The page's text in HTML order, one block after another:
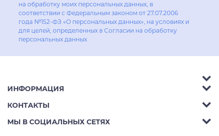
на обработку моих персональных данных, в
соответствии с Федеральным законом от 27.07.2006
года №152-ФЗ «О персональных данных», на условиях и
для целей, определенных в Согласии на обработку
персональных данных
Аксессуары
Гостиные
ИНФОРМАЦИЯ
Акции
Доставка
КОНТАКТЫ
Телефон: 8 (800) 302-42-39
МЫ В СОЦИАЛЬНЫХ СЕТЯХ